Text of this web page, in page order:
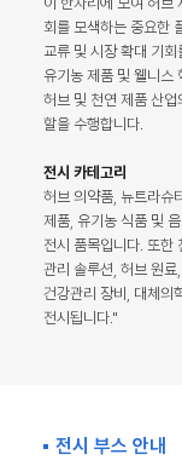
회를 모색하는 중요한
교류 및 시장 확대 기
유기농 제품 및 웰니스
허브 및 천연 제품 산
할을 수행합니다.
전시 카테고리
허브 의약품, 뉴트라
제품, 유기농 식품 및
전시 품목입니다. 또한
관리 솔루션, 허브 원
건강관리 장비, 대체의
전시됩니다."
전시 부스 안내